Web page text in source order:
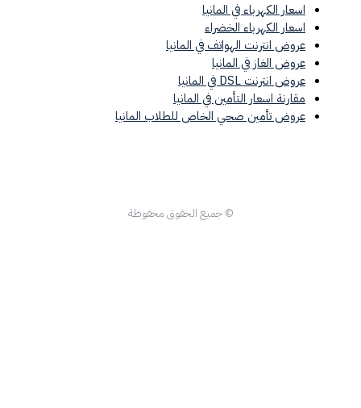
اسعار الكهرباء في المانيا
اسعار الكهرباء الخضراء
عروض انترنت الهواتف في المانيا
عروض الغاز في المانيا
عروض انترنت DSL في المانيا
مقارنة اسعار التأمين في المانيا
عروض تأمين صحي الخاص للطلاب المانيا
© جميع الحقوق محفوظة